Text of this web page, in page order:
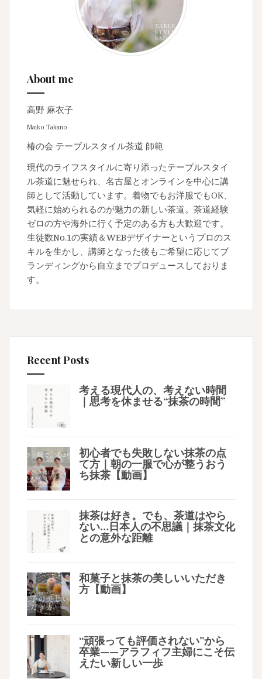
About me
高野 麻衣子
Maiko Takano
椿の会 テーブルスタイル茶道 師範
現代のライフスタイルに寄り添ったテーブルスタイ
ル茶道に魅せられ、名古屋とオンラインを中心に講
師として活動しています。着物でもお洋服でもOK、
気軽に始められるのが魅力の新しい茶道。茶道経験
ゼロの方や海外に行く予定のある方も大歓迎です。
生徒数No.1の実績＆WEBデザイナーというプロのス
キルを生かし、講師となった後もご希望に応じてブ
ランディングから自立までプロデュースしておりま
す。
Recent Posts
考える現代人の、考えない時間
｜思考を休ませる“抹茶の時間”
初心者でも失敗しない抹茶の点
て方｜朝の一服で心が整うおう
ち抹茶【動画】
抹茶は好き。でも、茶道はやら
ない…日本人の不思議｜抹茶文化
との意外な距離
和菓子と抹茶の美しいいただき
方【動画】
“頑張っても評価されない”から
卒業——アラフィフ主婦にこそ伝
えたい新しい一歩